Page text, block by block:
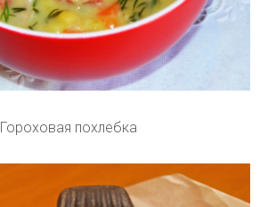
Гороховая похлебка